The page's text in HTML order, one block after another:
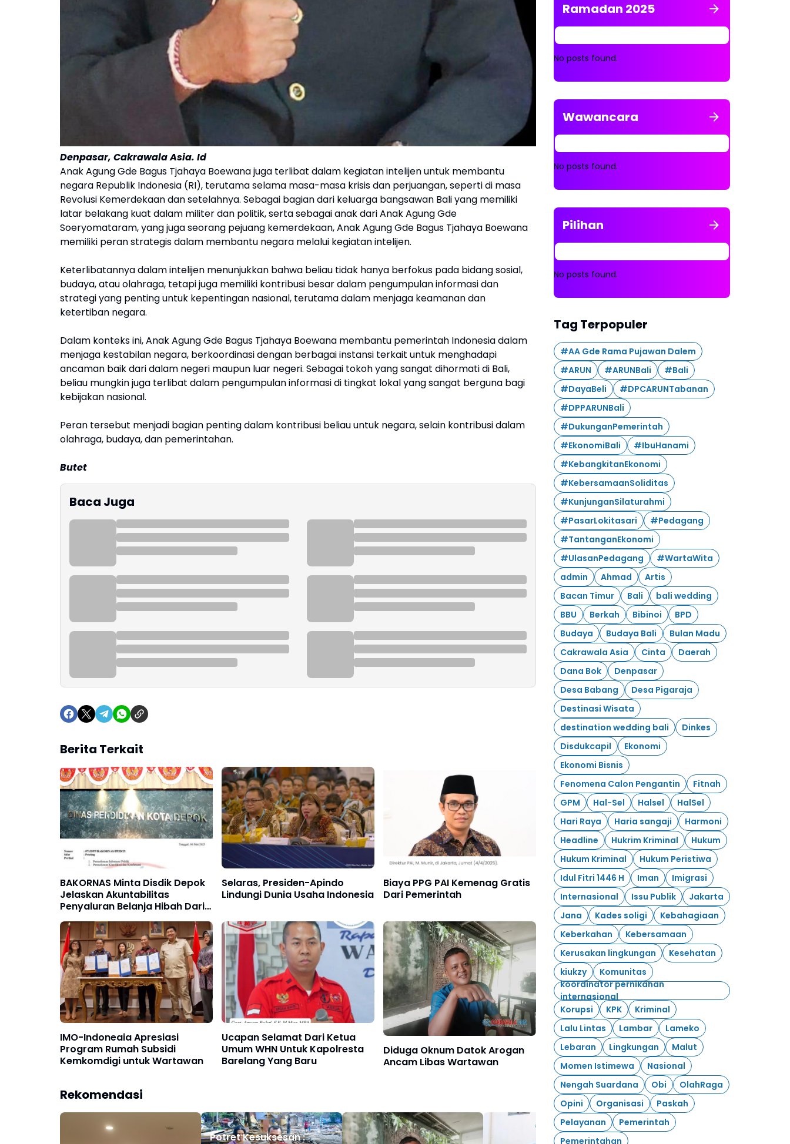
Denpasar, Cakrawala Asia. Id
Anak Agung Gde Bagus Tjahaya Boewana juga terlibat dalam kegiatan intelijen untuk membantu
negara Republik Indonesia (RI), terutama selama masa-masa krisis dan perjuangan, seperti di masa
Revolusi Kemerdekaan dan setelahnya. Sebagai bagian dari keluarga bangsawan Bali yang memiliki
latar belakang kuat dalam militer dan politik, serta sebagai anak dari Anak Agung Gde
Soeryomataram, yang juga seorang pejuang kemerdekaan, Anak Agung Gde Bagus Tjahaya Boewana
memiliki peran strategis dalam membantu negara melalui kegiatan intelijen.
Keterlibatannya dalam intelijen menunjukkan bahwa beliau tidak hanya berfokus pada bidang sosial,
budaya, atau olahraga, tetapi juga memiliki kontribusi besar dalam pengumpulan informasi dan
strategi yang penting untuk kepentingan nasional, terutama dalam menjaga keamanan dan
ketertiban negara.
Dalam konteks ini, Anak Agung Gde Bagus Tjahaya Boewana membantu pemerintah Indonesia dalam
menjaga kestabilan negara, berkoordinasi dengan berbagai instansi terkait untuk menghadapi
ancaman baik dari dalam negeri maupun luar negeri. Sebagai tokoh yang sangat dihormati di Bali,
beliau mungkin juga terlibat dalam pengumpulan informasi di tingkat lokal yang sangat berguna bagi
kebijakan nasional.
Peran tersebut menjadi bagian penting dalam kontribusi beliau untuk negara, selain kontribusi dalam
olahraga, budaya, dan pemerintahan.
Butet
Baca Juga
Berita Terkait
BAKORNAS Minta Disdik Depok
Jelaskan Akuntabilitas
Penyaluran Belanja Hibah Dari
2021 Hingga 2023 Mencapai
166,2 Miliar Rupiah
Selaras, Presiden-Apindo
Lindungi Dunia Usaha Indonesia
Biaya PPG PAI Kemenag Gratis
Dari Pemerintah
IMO-Indoneaia Apresiasi
Program Rumah Subsidi
Kemkomdigi untuk Wartawan
Ucapan Selamat Dari Ketua
Umum WHN Untuk Kapolresta
Barelang Yang Baru
Diduga Oknum Datok Arogan
Ancam Libas Wartawan
Rekomendasi
Potret Kesuksesan :
Ramadan 2025
No posts found.
Wawancara
No posts found.
Pilihan
No posts found.
Tag Terpopuler
#AA Gde Rama Pujawan Dalem
#ARUN
#ARUNBali
#Bali
#DayaBeli
#DPCARUNTabanan
#DPPARUNBali
#DukunganPemerintah
#EkonomiBali
#IbuHanami
#KebangkitanEkonomi
#KebersamaanSoliditas
#KunjunganSilaturahmi
#PasarLokitasari
#Pedagang
#TantanganEkonomi
#UlasanPedagang
#WartaWita
admin
Ahmad
Artis
Bacan Timur
Bali
bali wedding
BBU
Berkah Bibinoi
BPD
Budaya
Budaya Bali
Bulan Madu
Cakrawala Asia
Cinta
Daerah
Dana Bok
Denpasar
Desa Babang
Desa Pigaraja
Destinasi Wisata
destination wedding bali
Dinkes
Disdukcapil
Ekonomi
Ekonomi Bisnis
Fenomena Calon Pengantin
Fitnah
GPM
Hal-Sel Halsel
HalSel
Hari Raya
Haria sangaji
Harmoni
Headline
Hukrim Kriminal
Hukum
Hukum Kriminal
Hukum Peristiwa
Idul Fitri 1446 H
Iman
Imigrasi
Internasional
Issu Publik
Jakarta
Jana
Kades soligi
Kebahagiaan
Keberkahan
Kebersamaan
Kerusakan lingkungan
Kesehatan
kiukzy
Komunitas
koordinator pernikahan
internasional
Korupsi
KPK
Kriminal
Lalu Lintas
Lambar
Lameko
Lebaran
Lingkungan
Malut
Momen Istimewa
Nasional
Nengah Suardana
Obi
OlahRaga
Opini
Organisasi
Paskah
Pelayanan
Pemerintah
Pemerintahan